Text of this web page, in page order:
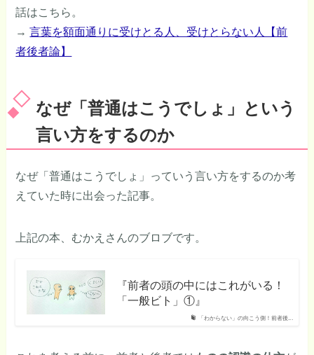
話はこちら。
→言葉を額面通りに受けとる人、受けとらない人【前
者後者論】
なぜ「普通はこうでしょ」という
言い方をするのか
なぜ「普通はこうでしょ」っていう言い方をするのか考
えていた時に出会った記事。
上記の本、むかえさんのブロブです。
「わからない」の向こう側！前者後...
『前者の頭の中にはこれがいる！
「一般ビト」①』